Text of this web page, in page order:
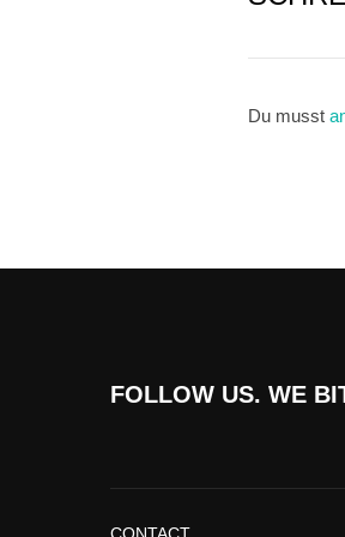
Du musst
FOLLOW US. WE